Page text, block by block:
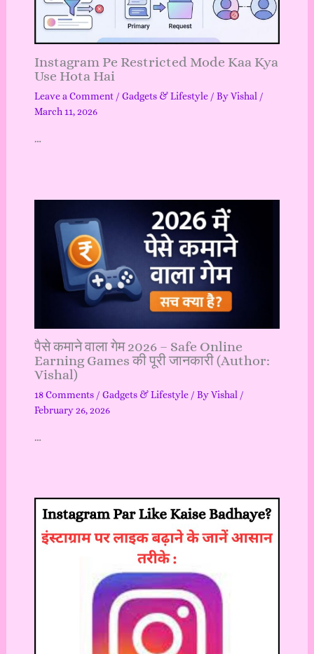
Instagram Pe Restricted Mode Kaa Kya
Use Hota Hai
Leave a Comment / Gadgets & Lifestyle/ ByVishal /
March 11, 2026
…
पैसे कमाने वाला गेम 2026 – Safe Online
Earning Games की पूरी जानकारी (Author:
Vishal)
18 Comments / Gadgets & Lifestyle/ ByVishal /
February 26, 2026
…